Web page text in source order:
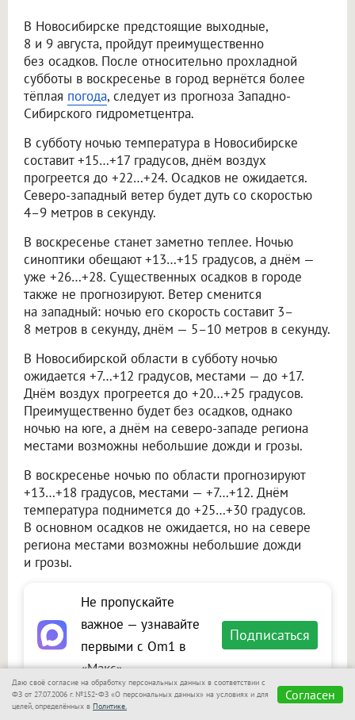
В Новосибирске предстоящие выходные,
8 и 9 августа, пройдут преимущественно
без осадков. После относительно прохладной
субботы в воскресенье в город вернётся более
тёплая погода, следует из прогноза Западно-
Сибирского гидрометцентра.
В субботу ночью температура в Новосибирске
составит +15…+17 градусов, днём воздух
прогреется до +22…+24. Осадков не ожидается.
Северо-западный ветер будет дуть со скоростью
4–9 метров в секунду.
В воскресенье станет заметно теплее. Ночью
синоптики обещают +13…+15 градусов, а днём —
уже +26…+28. Существенных осадков в городе
также не прогнозируют. Ветер сменится
на западный: ночью его скорость составит 3–
8 метров в секунду, днём — 5–10 метров в секунду.
В Новосибирской области в субботу ночью
ожидается +7…+12 градусов, местами — до +17.
Днём воздух прогреется до +20…+25 градусов.
Преимущественно будет без осадков, однако
ночью на юге, а днём на северо-западе региона
местами возможны небольшие дожди и грозы.
В воскресенье ночью по области прогнозируют
+13…+18 градусов, местами — +7…+12. Днём
температура поднимется до +25…+30 градусов.
В основном осадков не ожидается, но на севере
региона местами возможны небольшие дожди
и грозы.
Не пропускайте
важное — узнавайте
первыми с Om1 в
«Макс»
Подписаться
Даю своё согласие на обработку персональных данных в соответствии с
ФЗ от 27.07.2006 г. №152-ФЗ «О персональных данных» на условиях и для
целей, определённых в Политике.
Согласен